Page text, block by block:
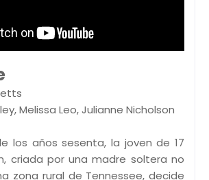
Melissa Leo, Julianne Nicholson
los años sesenta, la joven de 17
criada por una madre soltera no
zona rural de Tennessee, decide